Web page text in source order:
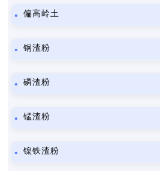
偏高岭土
钢渣粉
磷渣粉
锰渣粉
镍铁渣粉